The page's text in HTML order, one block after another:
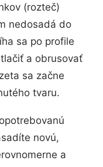
(rozteč)
nedosadá do
sa po profile
a obrusovať
sa začne
tvaru.
novú,
a